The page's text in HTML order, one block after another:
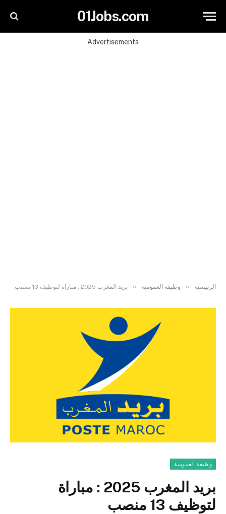
01Jobs.com
Advertisements
الرئيسية » وظيفة العمومية » بريد المغرب 2025 : مباراة لتوظيف 13 منصب
وظيفة العمومية
بريد المغرب 2025 : مباراة
لتوظيف 13 منصب